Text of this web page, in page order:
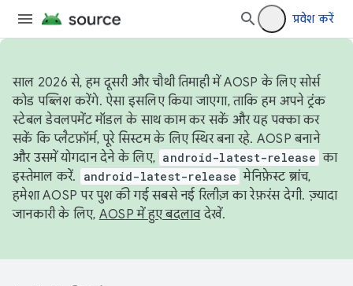
प्रवेश करें
साल 2026 से, हम दूसरी और चौथी तिमाही में AOSP के लिए सोर्स
कोड पब्लिश करेंगे. ऐसा इसलिए किया जाएगा, ताकि हम अपने ट्रंक
स्टेबल डेवलपमेंट मॉडल के साथ काम कर सकें और यह पक्का कर
सकें कि प्लैटफ़ॉर्म, पूरे सिस्टम के लिए स्थिर बना रहे. AOSP बनाने
और उसमें योगदान देने के लिए, android-latest-release का
इस्तेमाल करें.
android-latest-release मेनिफ़ेस्ट ब्रांच,
हमेशा AOSP पर पुश की गई सबसे नई रिलीज़ का रेफ़रंस देगी. ज़्यादा
जानकारी के लिए, AOSP में हुए बदलावदेखें.